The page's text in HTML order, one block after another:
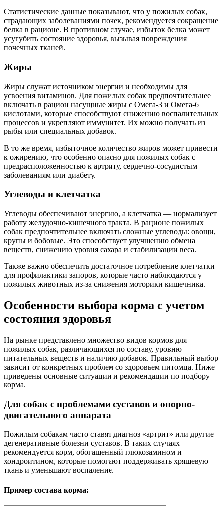
Статистические данные показывают, что у пожилых собак,
страдающих заболеваниями почек, рекомендуется сокращение
белка в рационе. В противном случае, избыток белка может
усугубить состояние здоровья, вызывая повреждения
почечных тканей.
Жиры
Жиры служат источником энергии и необходимы для
усвоения витаминов. Для пожилых собак предпочтительнее
включать в рацион насущные жиры с Омега-3 и Омега-6
кислотами, которые способствуют снижению воспалительных
процессов и укрепляют иммунитет. Их можно получать из
рыбы или специальных добавок.
В то же время, избыточное количество жиров может привести
к ожирению, что особенно опасно для пожилых собак с
предрасположенностью к артриту, сердечно-сосудистым
заболеваниям или диабету.
Углеводы и клетчатка
Углеводы обеспечивают энергию, а клетчатка — нормализует
работу желудочно-кишечного тракта. В рационе пожилых
собак предпочтительнее включать сложные углеводы: овощи,
крупы и бобовые. Это способствует улучшению обмена
веществ, снижению уровня сахара и стабилизации веса.
Также важно обеспечить достаточное потребление клетчатки
для профилактики запоров, которые часто наблюдаются у
пожилых животных из-за снижения моторики кишечника.
Особенности выбора корма с учетом
состояния здоровья
На рынке представлено множество видов кормов для
пожилых собак, различающихся по составу, уровню
питательных веществ и наличию добавок. Правильный выбор
зависит от конкретных проблем со здоровьем питомца. Ниже
приведены основные ситуации и рекомендации по подбору
корма.
Для собак с проблемами суставов и опорно-
двигательного аппарата
Пожилым собакам часто ставят диагноз «артрит» или другие
дегенеративные болезни суставов. В таких случаях
рекомендуется корм, обогащенный глюкозамином и
хондроитином, которые помогают поддерживать хрящевую
ткань и уменьшают воспаление.
Пример состава корма: